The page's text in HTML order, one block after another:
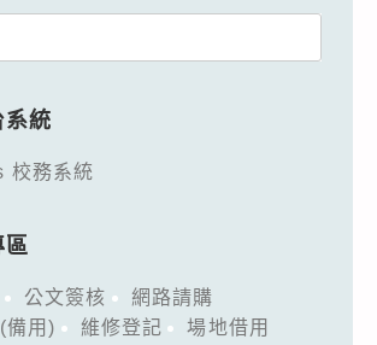
系統
校務系統
區
公文簽核
網路請購
備用)
維修登記
場地借用